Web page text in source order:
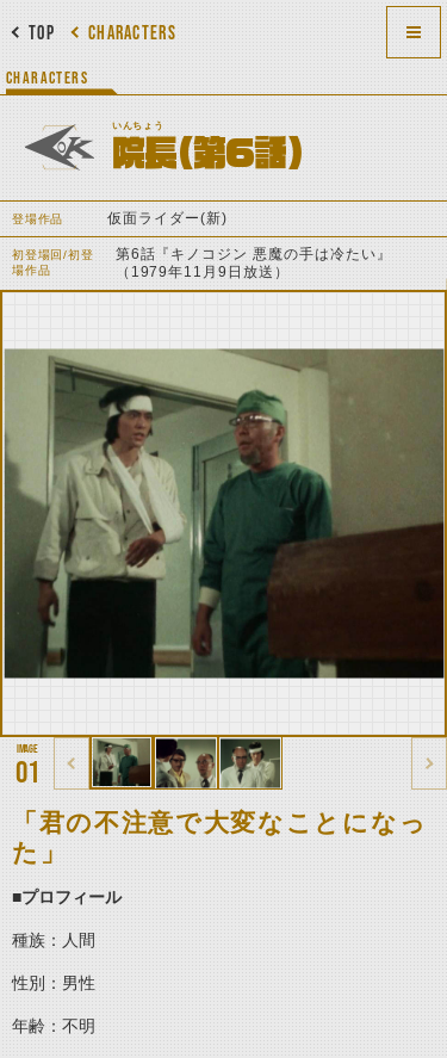
CHARACTERS
TOP
CHARACTERS
いんちょう
院長（第6話）
登場作品 仮面ライダー(新)
初登場回/初登
場作品
第6話『キノコジン 悪魔の手は冷たい』
（1979年11月9日放送）
01
「君の不注意で大変なことになっ
た」
■プロフィール
種族：人間
性別：男性
年齢：不明